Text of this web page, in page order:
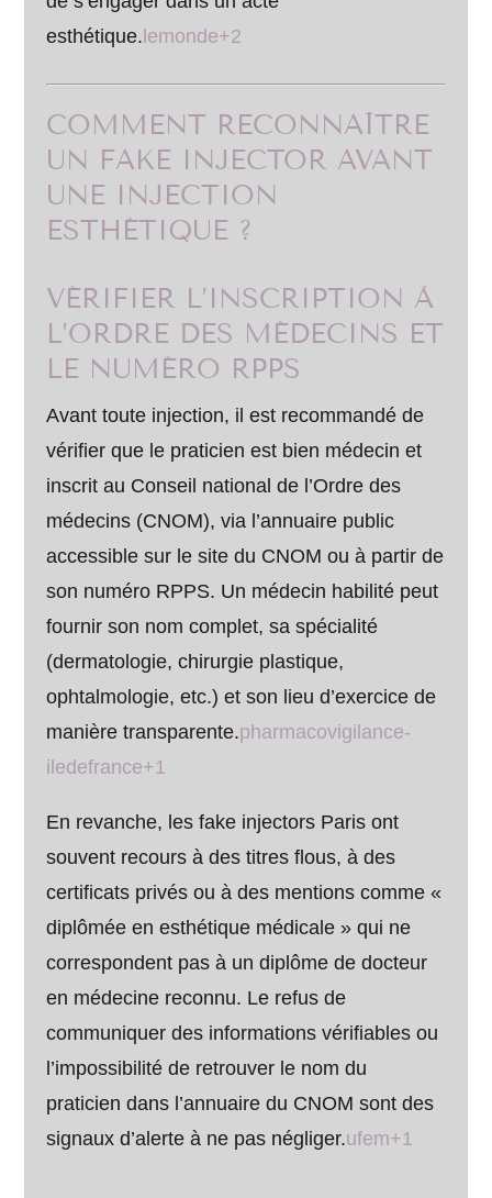
esthétique. lemonde+2
COMMENT RECONNAÎTRE
UN FAKE INJECTOR AVANT
UNE INJECTION
ESTHÉTIQUE ?
VÉRIFIER L’INSCRIPTION À
L’ORDRE DES MÉDECINS ET
LE NUMÉRO RPPS
Avant toute injection, il est recommandé de
vérifier que le praticien est bien médecin et
inscrit au Conseil national de l’Ordre des
médecins (CNOM), via l’annuaire public
accessible sur le site du CNOM ou à partir de
son numéro RPPS. Un médecin habilité peut
fournir son nom complet, sa spécialité
(dermatologie, chirurgie plastique,
ophtalmologie, etc.) et son lieu d’exercice de
manière transparente.pharmacovigilance-
iledefrance+1
En revanche, les fake injectors Paris ont
souvent recours à des titres flous, à des
certificats privés ou à des mentions comme «
diplômée en esthétique médicale » qui ne
correspondent pas à un diplôme de docteur
en médecine reconnu. Le refus de
communiquer des informations vérifiables ou
l’impossibilité de retrouver le nom du
praticien dans l’annuaire du CNOM sont des
signaux d’alerte à ne pas négliger.ufem+1